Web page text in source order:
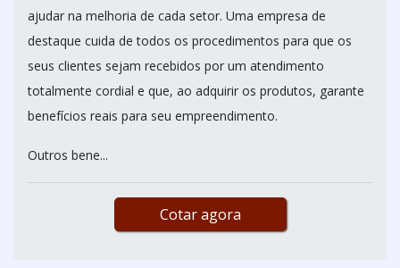
ajudar na melhoria de cada setor. Uma empresa de
destaque cuida de todos os procedimentos para que os
seus clientes sejam recebidos por um atendimento
totalmente cordial e que, ao adquirir os produtos, garante
benefícios reais para seu empreendimento.
Outros bene...
Cotar agora